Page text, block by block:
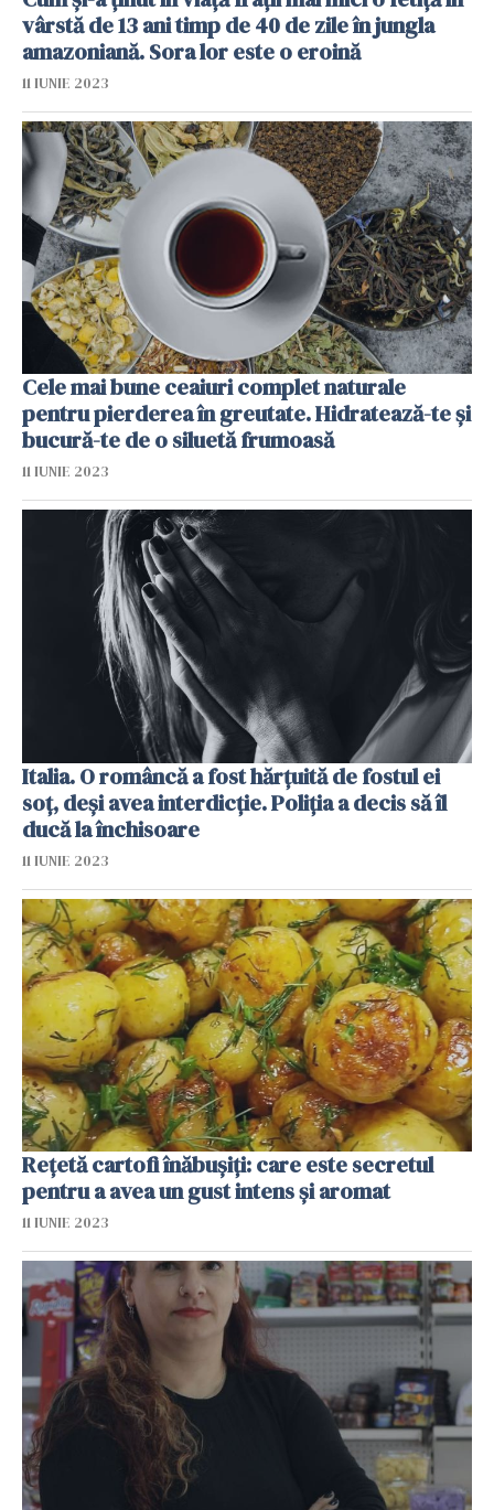
vârstă de 13 ani timp de 40 de zile în jungla
amazoniană. Sora lor este o eroină
11 IUNIE 2023
Cele mai bune ceaiuri complet naturale
pentru pierderea în greutate. Hidratează-te și
bucură-te de o siluetă frumoasă
11 IUNIE 2023
Italia. O româncă a fost hărțuită de fostul ei
soț, deși avea interdicție. Poliția a decis să îl
ducă la închisoare
11 IUNIE 2023
Rețetă cartofi înăbușiți: care este secretul
pentru a avea un gust intens și aromat
11 IUNIE 2023